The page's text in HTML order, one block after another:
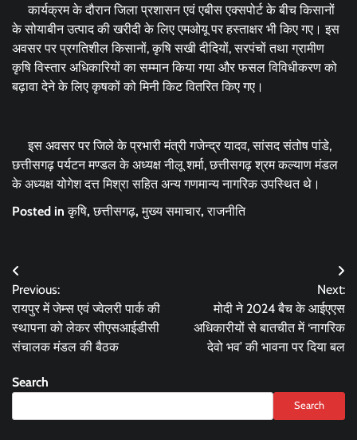
कार्यक्रम के दौरान जिला प्रशासन एवं एबीस एक्सपोर्ट के बीच किसानों
के सोयाबीन उत्पाद की खरीदी के लिए एमओयू पर हस्ताक्षर भी किए गए। इस
अवसर पर प्रगतिशील किसानों, कृषि सखी दीदियों, सरपंचों तथा ग्रामीण
कृषि विस्तार अधिकारियों का सम्मान किया गया और फसल विविधीकरण को
बढ़ावा देने के लिए कृषकों को मिनी किट वितरित किए गए।
इस अवसर पर जिले के प्रभारी मंत्री गजेन्द्र यादव, सांसद संतोष पांडे,
छत्तीसगढ़ पर्यटन मण्डल के अध्यक्ष नीलू शर्मा, छत्तीसगढ़ श्रम कल्याण मंडल
के अध्यक्ष योगेश दत्त मिश्रा सहित अन्य गणमान्य नागरिक उपस्थित थे।
Posted inकृषि,छत्तीसगढ़,मुख्य समाचार,राजनीति
Post
navigation
Previous:
रायपुर में जेम्स एवं ज्वेलरी पार्क की
स्थापना को लेकर सीएसआईडीसी
संचालक मंडल की बैठक
Next:
मोदी ने 2024 बैच के आईएएस
अधिकारीयों से बातचीत में ‘नागरिक
देवो भव’ की भावना पर दिया बल
Search
Search